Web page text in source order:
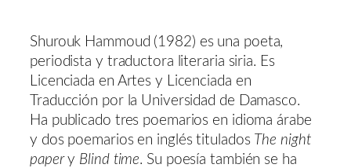
Shurouk Hammoud (1982) es una poeta,
periodista y traductora literaria siria. Es
Licenciada en Artes y Licenciada en
Traducción por la Universidad de Damasco.
Ha publicado tres poemarios en idioma árabe
y dos poemarios en inglés titulados The night
papery Blind time. Su poesía también se ha